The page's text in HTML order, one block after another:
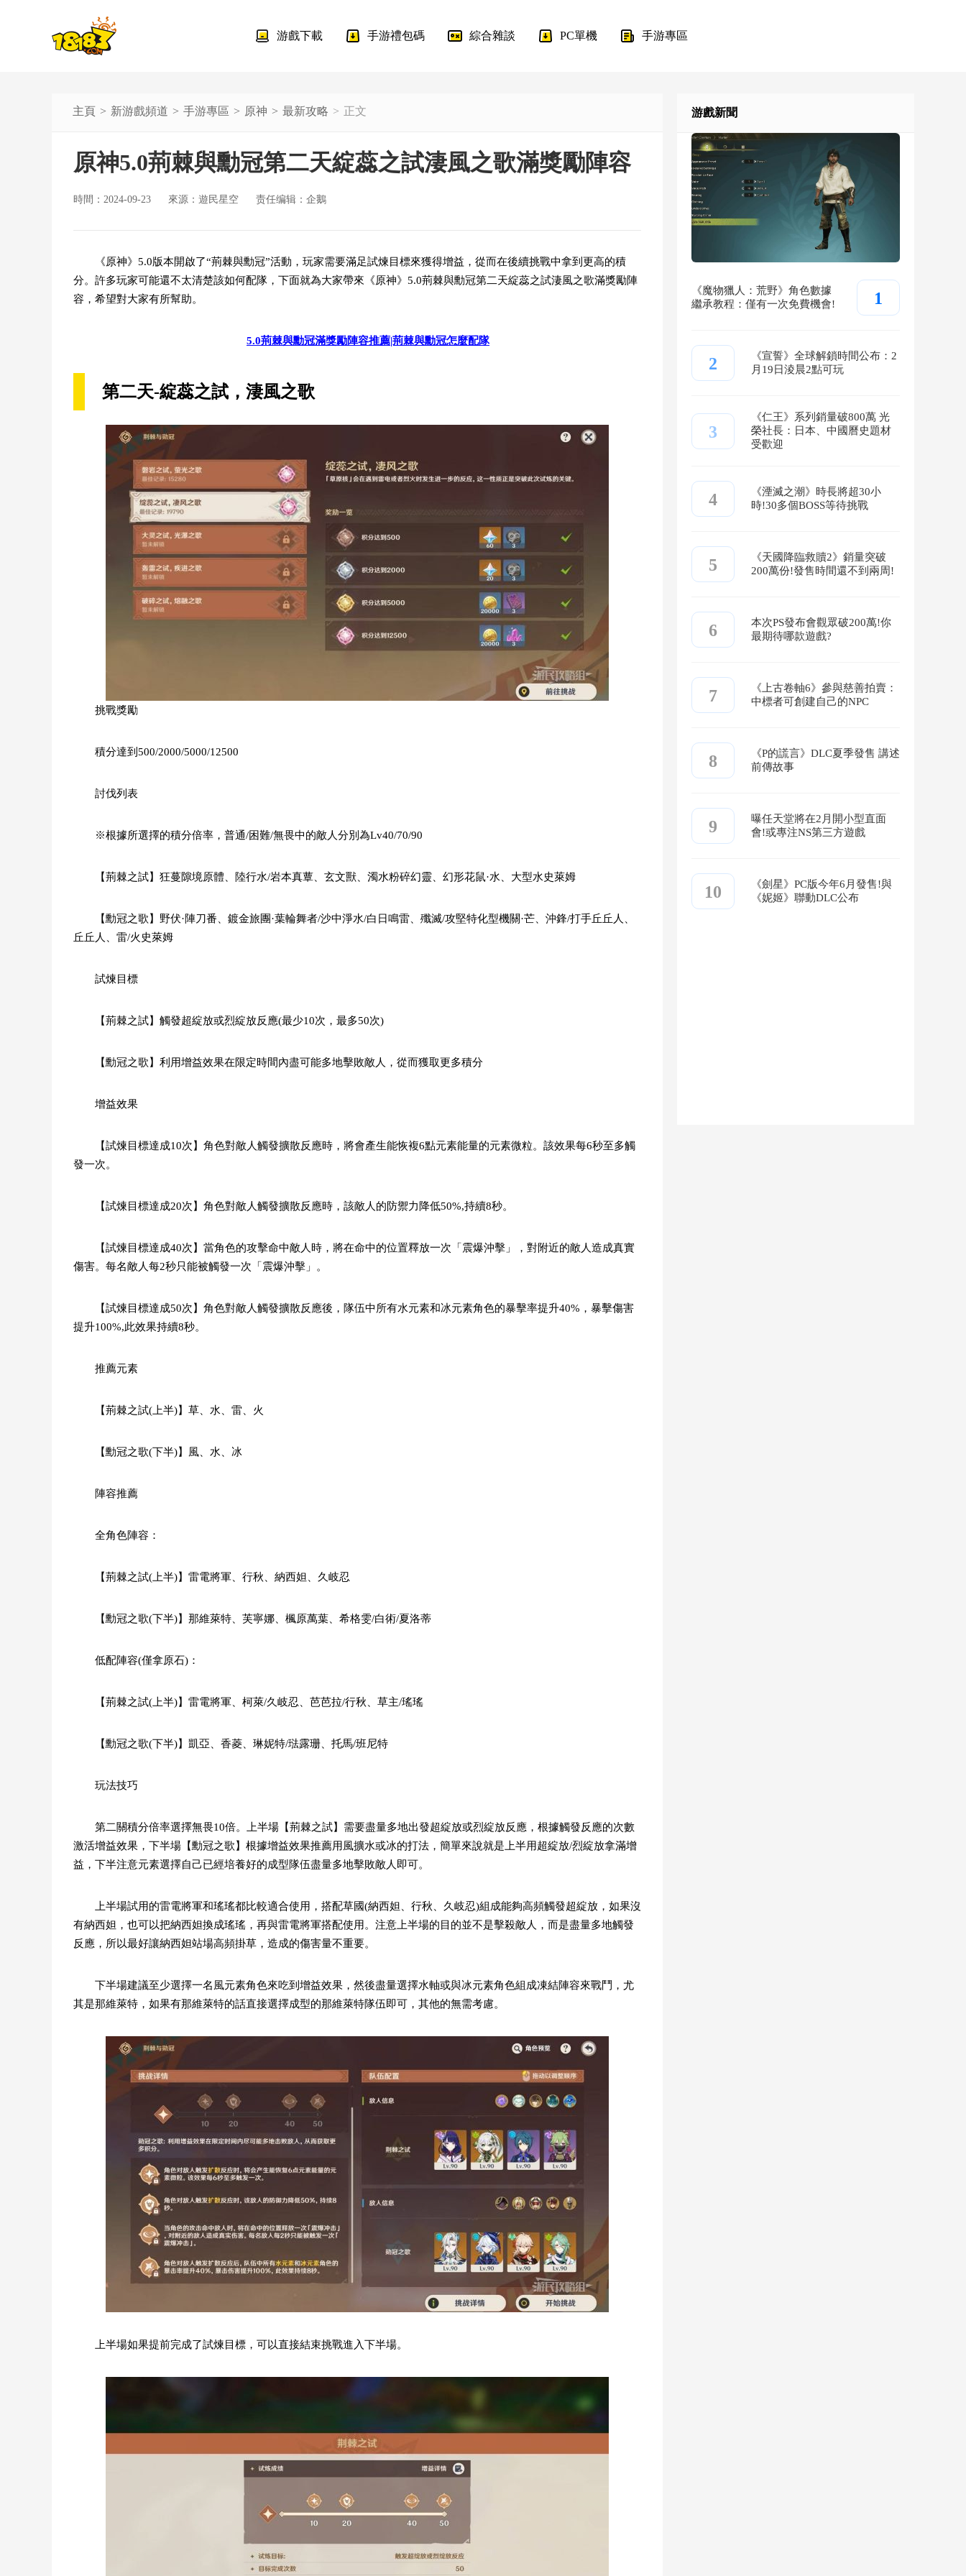
游戲下載 手游禮包碼 綜合雜談 PC單機 手游專區
主頁 新游戲頻道 手游專區 原神 最新攻略 正文
原神5.0荊棘與勳冠第二天綻蕊之試淒風之歌滿獎勵陣容
時間：2024-09-23 來源：遊民星空 责任编辑：企鵝
《原神》5.0版本開啟了“荊棘與勳冠”活動，玩家需要滿足試煉目標來獲得增益，從而在後續挑戰中拿到更高的積
分。許多玩家可能還不太清楚該如何配隊，下面就為大家帶來《原神》5.0荊棘與勳冠第二天綻蕊之試淒風之歌滿獎勵陣
容，希望對大家有所幫助。
5.0荊棘與勳冠滿獎勵陣容推薦|荊棘與勳冠怎麼配隊
第二天-綻蕊之試，淒風之歌
挑戰獎勵
積分達到500/2000/5000/12500
討伐列表
※根據所選擇的積分倍率，普通/困難/無畏中的敵人分別為Lv40/70/90
【荊棘之試】狂蔓隙境原體、陸行水/岩本真蕈、玄文獸、濁水粉碎幻靈、幻形花鼠·水、大型水史萊姆
【勳冠之歌】野伏·陣刀番、鍍金旅團·葉輪舞者/沙中淨水/白日鳴雷、殲滅/攻堅特化型機關·芒、沖鋒/打手丘丘人、
丘丘人、雷/火史萊姆
試煉目標
【荊棘之試】觸發超綻放或烈綻放反應(最少10次，最多50次)
【勳冠之歌】利用增益效果在限定時間內盡可能多地擊敗敵人，從而獲取更多積分
增益效果
【試煉目標達成10次】角色對敵人觸發擴散反應時，將會產生能恢複6點元素能量的元素微粒。該效果每6秒至多觸
發一次。
【試煉目標達成20次】角色對敵人觸發擴散反應時，該敵人的防禦力降低50%,持續8秒。
【試煉目標達成40次】當角色的攻擊命中敵人時，將在命中的位置釋放一次「震爆沖擊」，對附近的敵人造成真實
傷害。每名敵人每2秒只能被觸發一次「震爆沖擊」。
【試煉目標達成50次】角色對敵人觸發擴散反應後，隊伍中所有水元素和冰元素角色的暴擊率提升40%，暴擊傷害
提升100%,此效果持續8秒。
推薦元素
【荊棘之試(上半)】草、水、雷、火
【勳冠之歌(下半)】風、水、冰
陣容推薦
全角色陣容：
【荊棘之試(上半)】雷電將軍、行秋、納西妲、久岐忍
【勳冠之歌(下半)】那維萊特、芙寧娜、楓原萬葉、希格雯/白術/夏洛蒂
低配陣容(僅拿原石)：
【荊棘之試(上半)】雷電將軍、柯萊/久岐忍、芭芭拉/行秋、草主/瑤瑤
【勳冠之歌(下半)】凱亞、香菱、琳妮特/琺露珊、托馬/班尼特
玩法技巧
第二關積分倍率選擇無畏10倍。上半場【荊棘之試】需要盡量多地出發超綻放或烈綻放反應，根據觸發反應的次數
激活增益效果，下半場【勳冠之歌】根據增益效果推薦用風擴水或冰的打法，簡單來說就是上半用超綻放/烈綻放拿滿增
益，下半注意元素選擇自己已經培養好的成型隊伍盡量多地擊敗敵人即可。
上半場試用的雷電將軍和瑤瑤都比較適合使用，搭配草國(納西妲、行秋、久岐忍)組成能夠高頻觸發超綻放，如果沒
有納西妲，也可以把納西妲換成瑤瑤，再與雷電將軍搭配使用。注意上半場的目的並不是擊殺敵人，而是盡量多地觸發
反應，所以最好讓納西妲站場高頻掛草，造成的傷害量不重要。
下半場建議至少選擇一名風元素角色來吃到增益效果，然後盡量選擇水軸或與冰元素角色組成凍結陣容來戰鬥，尤
其是那維萊特，如果有那維萊特的話直接選擇成型的那維萊特隊伍即可，其他的無需考慮。
上半場如果提前完成了試煉目標，可以直接結束挑戰進入下半場。
游戲新聞
1
《魔物獵人：荒野》角色數據
繼承教程：僅有一次免費機會!
2
《宣誓》全球解鎖時間公布：2
月19日淩晨2點可玩
3
《仁王》系列銷量破800萬 光
榮社長：日本、中國曆史題材
受歡迎
4
《湮滅之潮》時長將超30小
時!30多個BOSS等待挑戰
5
《天國降臨救贖2》銷量突破
200萬份!發售時間還不到兩周!
6
本次PS發布會觀眾破200萬!你
最期待哪款遊戲?
7
《上古卷軸6》參與慈善拍賣：
中標者可創建自己的NPC
8
《P的謊言》DLC夏季發售 講述
前傳故事
9
曝任天堂將在2月開小型直面
會!或專注NS第三方遊戲
10
《劍星》PC版今年6月發售!與
《妮姬》聯動DLC公布